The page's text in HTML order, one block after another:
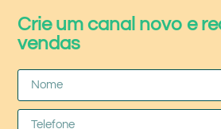
Crie um canal novo e
vendas